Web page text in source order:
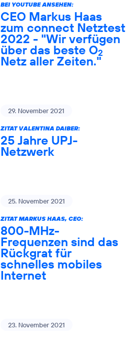
BEI YOUTUBE ANSEHEN:
CEO Markus Haas
zum connect Netztest
2022 - "Wir verfügen
über das beste O2
Netz aller Zeiten."
29. November 2021
ZITAT VALENTINA DAIBER:
25 Jahre UPJ-
Netzwerk
25. November 2021
ZITAT MARKUS HAAS, CEO:
800-MHz-
Frequenzen sind das
Rückgrat für
schnelles mobiles
Internet
23. November 2021